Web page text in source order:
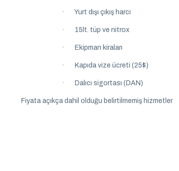
· Yurt dışı çıkış harcı
· 15lt. tüp ve nitrox
· Ekipman kiraları
· Kapıda vize ücreti (25$)
· Dalıcı sigortası (DAN)
Fiyata açıkça dahil olduğu belirtilmemiş hizmetler